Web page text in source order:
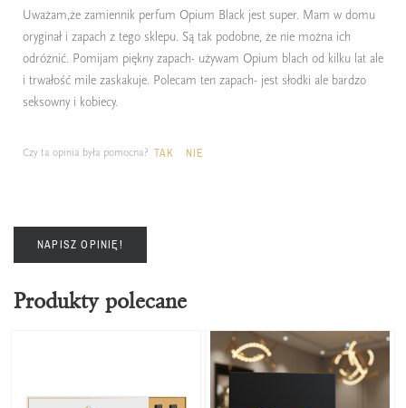
Uważam,że zamiennik perfum Opium Black jest super. Mam w domu
oryginał i zapach z tego sklepu. Są tak podobne, że nie można ich
odróżnić. Pomijam piękny zapach- używam Opium blach od kilku lat ale
i trwałość mile zaskakuje. Polecam ten zapach- jest słodki ale bardzo
seksowny i kobiecy.
Czy ta opinia była pomocna? TAK NIE
NAPISZ OPINIĘ!
Produkty polecane